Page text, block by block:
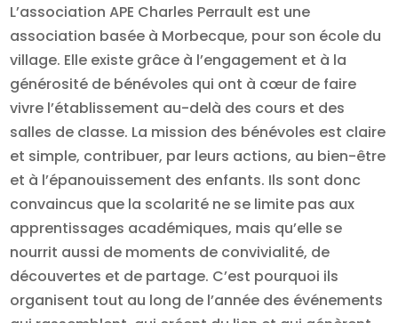
L’association APE Charles Perrault est une
association basée à Morbecque, pour son école du
village. Elle existe grâce à l’engagement et à la
générosité de bénévoles qui ont à cœur de faire
vivre l’établissement au-delà des cours et des
salles de classe. La mission des bénévoles est claire
et simple, contribuer, par leurs actions, au bien-être
et à l’épanouissement des enfants. Ils sont donc
convaincus que la scolarité ne se limite pas aux
apprentissages académiques, mais qu’elle se
nourrit aussi de moments de convivialité, de
découvertes et de partage. C’est pourquoi ils
organisent tout au long de l’année des événements